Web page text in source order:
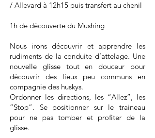
/ Allevard à 12h15 puis transfert au chenil
1h de découverte du Mushing
Nous irons découvrir et apprendre les
rudiments de la conduite d’attelage. Une
nouvelle glisse tout en douceur pour
découvrir des lieux peu communs en
compagnie des huskys.
Ordonner les directions, les “Allez”, les
“Stop”. Se positionner sur le traineau
pour ne pas tomber et profiter de la
glisse.